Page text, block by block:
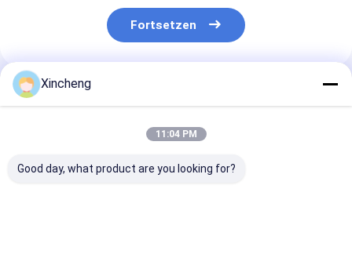
Fortsetzen
Empfohlene Produkte
Xincheng
11:04 PM
Good day, what product are you looking for?